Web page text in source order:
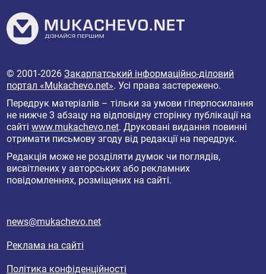
© 2001-2026Закарпатський інформаційно-діловий
портал «Mukachevo.net». Усі права застережено.
Передрук матеріалів – тільки за умови гіперпосилання
не нижче 3 абзацу на відповідну сторінку публікації на
сайтіwww.mukachevo.net. Друковані видання повинні
отримати письмову згоду від редакції на передрук.
Редакція може не розділяти думок чи поглядів,
висвітлених у авторських або рекламних
повідомленнях, розміщених на сайті.
news@mukachevo.net
Реклама на сайті
Політика конфіденційності